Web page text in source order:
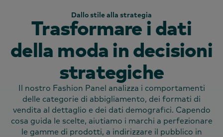
Dallo stile alla strategia
Trasformare i dati
della moda in decisioni
strategiche
Il nostro Fashion Panel analizza i comportamenti
delle categorie di abbigliamento, dei formati di
vendita al dettaglio e dei dati demografici. Capendo
cosa guida le scelte, aiutiamo i marchi a perfezionare
le gamme di prodotti, a indirizzare il pubblico in